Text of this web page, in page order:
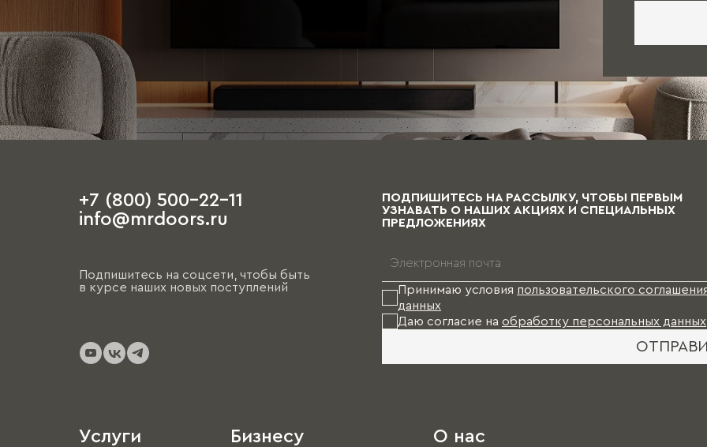
+7 (800) 500-22-11
info@mrdoors.ru
Подпишитесь на соцсети, чтобы быть
в курсе наших новых поступлений
ПОДПИШИТЕСЬ НА РАССЫЛКУ, ЧТОБЫ ПЕРВЫМ
УЗНАВАТЬ О НАШИХ АКЦИЯХ И СПЕЦИАЛЬНЫХ
ПРЕДЛОЖЕНИЯХ
Принимаю условия пользовательского
данных
Даю согласие на обработку персональных данных
Услуги Бизнесу О нас